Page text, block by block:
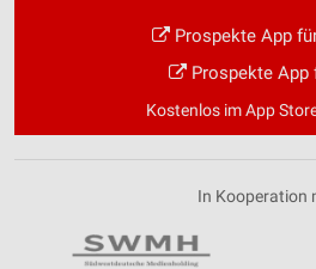
Prospekte App
Prospekte App
Kostenlos im App
In Kooperation